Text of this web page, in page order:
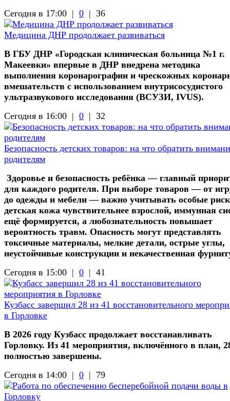
Сегодня в 17:00 | 0 | 36
Медицина ДНР продолжает развиваться
В ГБУ ДНР «Городская клиническая больница №1 г.
Макеевки» впервые в ДНР внедрена методика
выполнения коронарографии и чрескожных
вмешательств с использованием внутрисосудистого
ультразвукового исследования (ВСУЗИ, IVUS).
Сегодня в 16:00 | 0 | 32
Безопасность детских товаров: на что обратить
родителям
Здоровье и безопасность ребёнка — главный
для каждого родителя. При выборе товаров — от
до одежды и мебели — важно учитывать особые
детская кожа чувствительнее взрослой, иммунная
ещё формируется, а любознательность повышает
вероятность травм. Опасность могут представлять
токсичные материалы, мелкие детали, острые углы,
неустойчивые конструкции и некачественная
Сегодня в 15:00 | 0 | 41
Кузбасс завершил 28 из 41 восстановительного
в Горловке
В 2026 году Кузбасс продолжает восстанавливать
Горловку. Из 41 мероприятия, включённого в план,
полностью завершены.
Сегодня в 14:00 | 0 | 79